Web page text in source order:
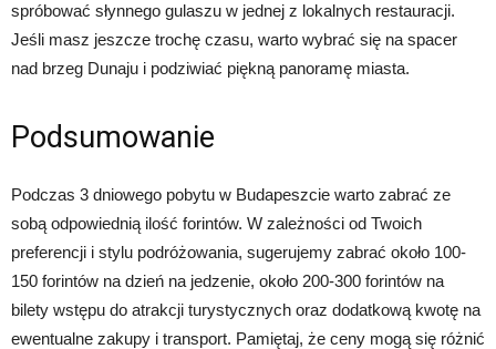
spróbować słynnego gulaszu w jednej z lokalnych restauracji.
Jeśli masz jeszcze trochę czasu, warto wybrać się na spacer
nad brzeg Dunaju i podziwiać piękną panoramę miasta.
Podsumowanie
Podczas 3 dniowego pobytu w Budapeszcie warto zabrać ze
sobą odpowiednią ilość forintów. W zależności od Twoich
preferencji i stylu podróżowania, sugerujemy zabrać około 100-
150 forintów na dzień na jedzenie, około 200-300 forintów na
bilety wstępu do atrakcji turystycznych oraz dodatkową kwotę na
ewentualne zakupy i transport. Pamiętaj, że ceny mogą się różnić